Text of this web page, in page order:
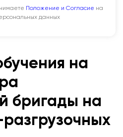
Положение и Согласие на
данных
на
бригады на